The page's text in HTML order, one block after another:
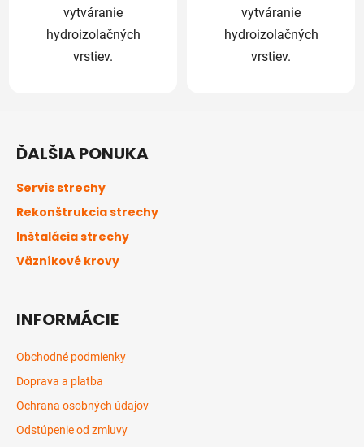
vytváranie
hydroizolačných
vrstiev.
vytváranie
hydroizolačných
vrstiev.
ĎALŠIA PONUKA
Servis strechy
Rekonštrukcia strechy
Inštalácia strechy
Väzníkové krovy
INFORMÁCIE
Obchodné podmienky
Doprava a platba
Ochrana osobných údajov
Odstúpenie od zmluvy